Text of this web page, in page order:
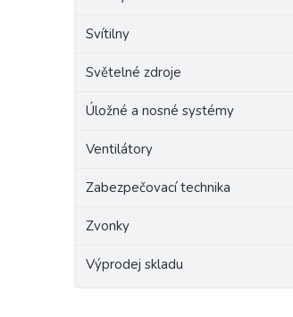
Svítilny
Světelné zdroje
Úložné a nosné systémy
Ventilátory
Zabezpečovací technika
Zvonky
Výprodej skladu